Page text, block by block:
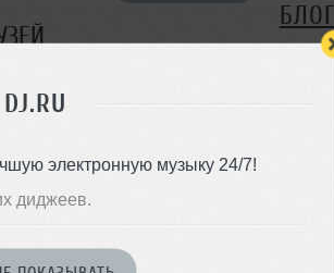
электронную музыку 24/7!
диджеев.
БЛОГ